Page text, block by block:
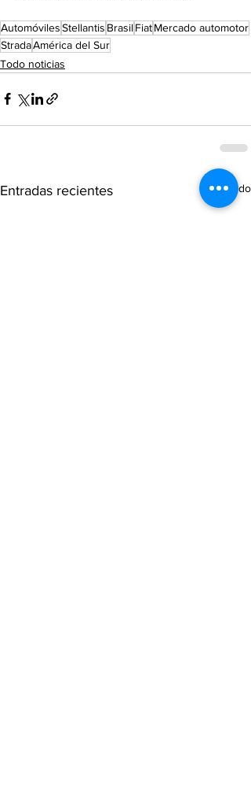
AutomóvilesStellantis BrasilFiatMercado automotor
StradaAmérica del Sur
Todo noticias
Entradas recientes Ver todo